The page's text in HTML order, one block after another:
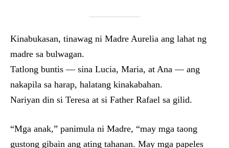
Kinabukasan, tinawag ni Madre Aurelia ang lahat ng
madre sa bulwagan.
Tatlong buntis — sina Lucia, Maria, at Ana — ang
nakapila sa harap, halatang kinakabahan.
Nariyan din si Teresa at si Father Rafael sa gilid.
“Mga anak,” panimula ni Madre, “may mga taong
gustong gibain ang ating tahanan. May mga papeles